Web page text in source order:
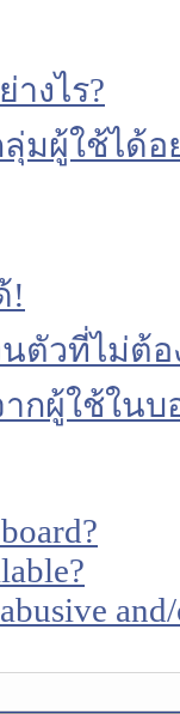
งไร?
มผู้ใช้ได้อ
!
ตัวที่ไม่ต้อ
กผู้ใช้ใน